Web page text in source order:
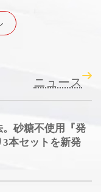
ニュース
砂糖不使用『発
本セットを新発